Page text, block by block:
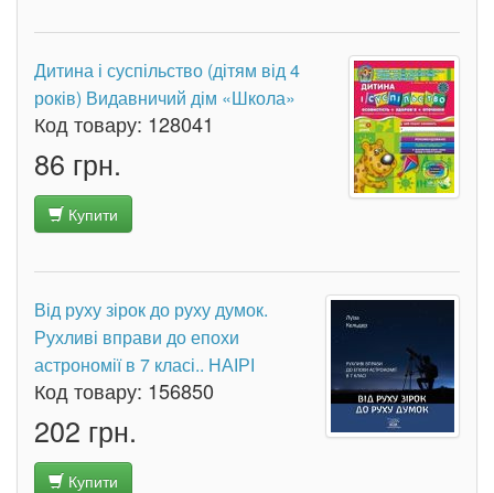
Дитина і суспільство (дітям від 4
років) Видавничий дім «Школа»
Код товару: 128041
86 грн.
Купити
Від руху зірок до руху думок.
Рухливі вправи до епохи
астрономії в 7 класі.. НАІРІ
Код товару: 156850
202 грн.
Купити